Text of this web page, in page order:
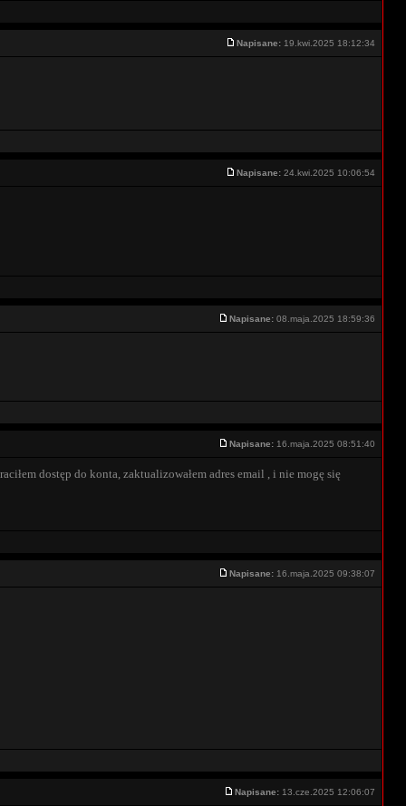
Napisane: 19.kwi.2025 18:12:34
Napisane: 24.kwi.2025 10:06:54
Napisane: 08.maja.2025 18:59:36
Napisane: 16.maja.2025 08:51:40
dostęp do konta, zaktualizowałem adres email , i nie mogę się
Napisane: 16.maja.2025 09:38:07
Napisane: 13.cze.2025 12:06:07